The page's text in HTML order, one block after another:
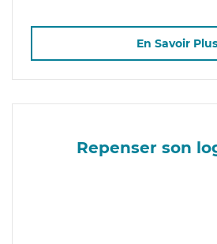
En Savoir Plus
Repenser son